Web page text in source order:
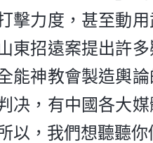
擊力度，甚至動
東招遠案提出許
能神教會製造輿
决，有中國各大
以，我們想聽聽